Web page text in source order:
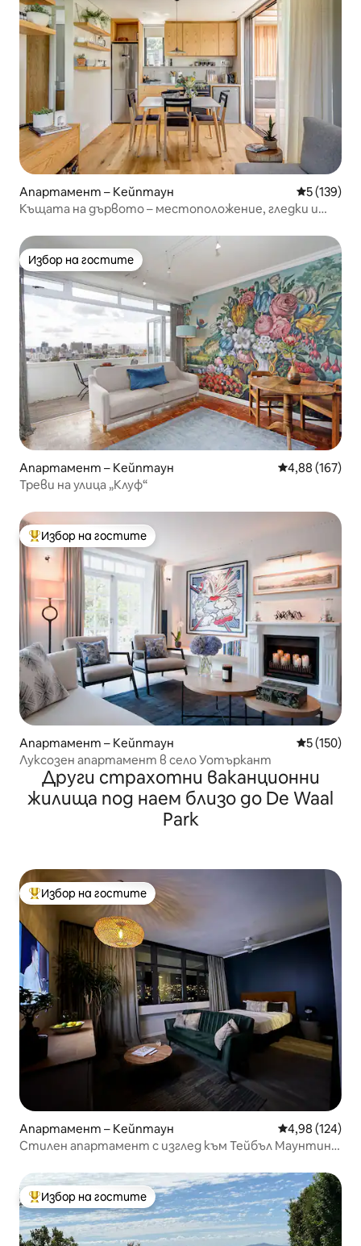
Апартамент – Кейптаун Средна
5 (139)
Къщата на дървото – местоположение, гледки и
Избор на гостите
Избор на гостите
Апартамент – Кейптаун Средна
4,88 (167)
Треви на улица „Клуф“
Най-популярен избор на гостите
Избор на гостите
Апартамент – Кейптаун Средна
5 (150)
Луксозен апартамент в село Уотъркант
Други страхотни ваканционни
жилища под наем близо до De Waal
Park
Най-популярен избор на гостите
Избор на гостите
Апартамент – Кейптаун Средна
4,98 (124)
Стилен апартамент с изглед към Тейбъл Маунтин в
Най-популярен избор на гостите
Избор на гостите